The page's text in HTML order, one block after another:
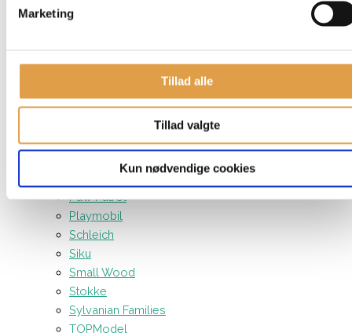
Marketing
Tillad alle
Tillad valgte
Kun nødvendige cookies
Leander
Maxi Cosi
Najell
Nonomo
Paw Patrol
Playmobil
Schleich
Siku
Small Wood
Stokke
Sylvanian Families
TOPModel